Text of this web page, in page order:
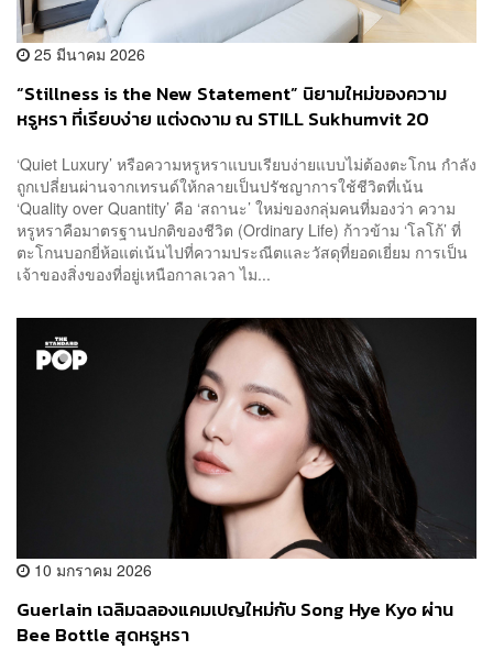
25 มีนาคม 2026
“Stillness is the New Statement” นิยามใหม่ของความ
หรูหรา ที่เรียบง่าย แต่งดงาม ณ STILL Sukhumvit 20
‘Quiet Luxury’ หรือความหรูหราแบบเรียบง่ายแบบไม่ต้องตะโกน กำลัง
ถูกเปลี่ยนผ่านจากเทรนด์ให้กลายเป็นปรัชญาการใช้ชีวิตที่เน้น
‘Quality over Quantity’ คือ ‘สถานะ’ ใหม่ของกลุ่มคนที่มองว่า ความ
หรูหราคือมาตรฐานปกติของชีวิต (Ordinary Life) ก้าวข้าม ‘โลโก้’ ที่
ตะโกนบอกยี่ห้อแต่เน้นไปที่ความประณีตและวัสดุที่ยอดเยี่ยม การเป็น
เจ้าของสิ่งของที่อยู่เหนือกาลเวลา ไม...
10 มกราคม 2026
Guerlain เฉลิมฉลองแคมเปญใหม่กับ Song Hye Kyo ผ่าน
Bee Bottle สุดหรูหรา